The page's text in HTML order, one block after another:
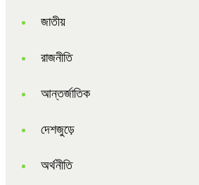
জাতীয়
রাজনীতি
আন্তর্জাতিক
দেশজুড়ে
অর্থনীতি